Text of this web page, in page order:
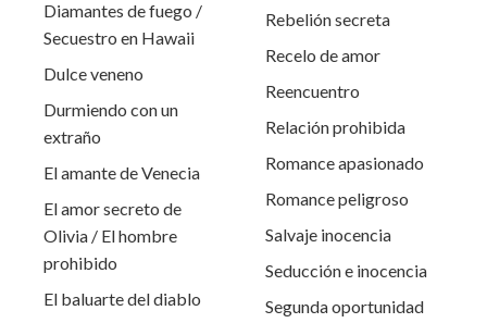
Diamantes de fuego /
Secuestro en Hawaii
Dulce veneno
Durmiendo con un
extraño
El amante de Venecia
El amor secreto de
Olivia / El hombre
prohibido
El baluarte del diablo
Rebelión secreta
Recelo de amor
Reencuentro
Relación prohibida
Romance apasionado
Romance peligroso
Salvaje inocencia
Seducción e inocencia
Segunda oportunidad